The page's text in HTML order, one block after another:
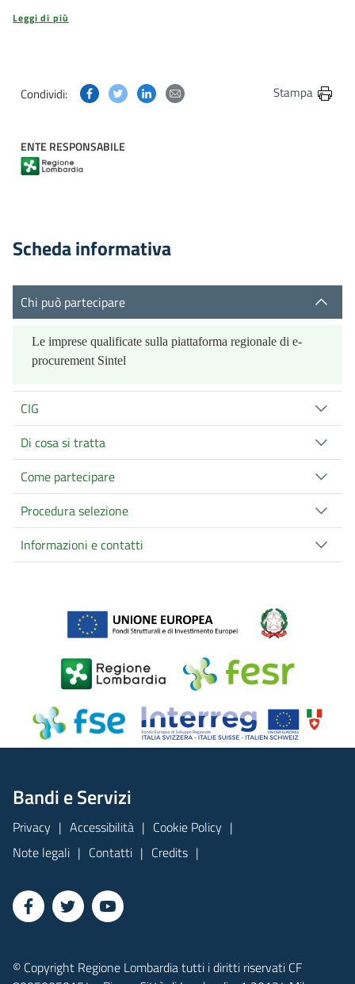
Leggi di più
Condividi: Condividi questa pagina su Facebook
Condividi questa pagina su Twitter
Condividi questa pagina su Linkedin
Condividi questa pagina via
Stampa
ENTE RESPONSABILE
Scheda informativa
Chi può partecipare
Le imprese qualificate sulla piattaforma regionale di e-
procurement Sintel
CIG
Di cosa si tratta
Come partecipare
Procedura selezione
Informazioni e contatti
Bandi e Servizi
Privacy Accessibilità
Cookie Policy
Note legali
Contatti Credits
© Copyright Regione Lombardia tutti i diritti riservati CF